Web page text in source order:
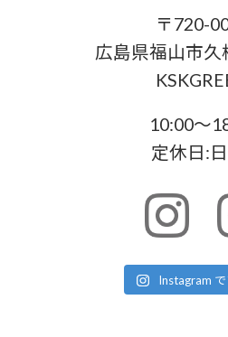
〒720-
広島県福山市
10:00〜
定休日:日
Instagram